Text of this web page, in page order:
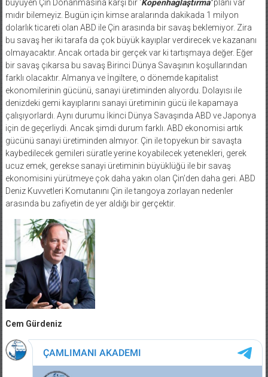
büyüyen Çin Donanmasına karşı bir ‘Kopenhaglaştırma’planı var
mıdır bilemeyiz. Bugün için kimse aralarında dakikada 1 milyon
dolarlık ticareti olan ABD ile Çin arasında bir savaş beklemiyor. Zira
bu savaş her iki tarafa da çok büyük kayıplar verdirecek ve kazananı
olmayacaktır. Ancak ortada bir gerçek var ki tartışmaya değer. Eğer
bir savaş çıkarsa bu savaş Birinci Dünya Savaşının koşullarından
farklı olacaktır. Almanya ve İngiltere, o dönemde kapitalist
ekonomilerinin gücünü, sanayi üretiminden alıyordu. Dolayısı ile
denizdeki gemi kayıplarını sanayi üretiminin gücü ile kapamaya
çalışıyorlardı. Aynı durumu İkinci Dünya Savaşında ABD ve Japonya
için de geçerliydi. Ancak şimdi durum farklı. ABD ekonomisi artık
gücünü sanayi üretiminden almıyor. Çin ile topyekun bir savaşta
kaybedilecek gemileri süratle yerine koyabilecek yetenekleri, gerek
ucuz emek, gerekse sanayi üretiminin büyüklüğü ile bir savaş
ekonomisini yürütmeye çok daha yakın olan Çin’den daha geri. ABD
Deniz Kuvvetleri Komutanını Çin ile tangoya zorlayan nedenler
arasında bu zafiyetin de yer aldığı bir gerçektir.
Cem Gürdeniz